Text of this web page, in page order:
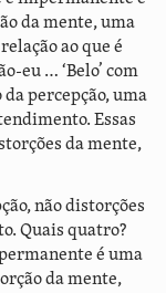
da mente, uma
ao que é
eu … ‘Belo’ com
percepção, uma
Essas
da mente,
não distorções
Quais quatro?
é uma
da mente,